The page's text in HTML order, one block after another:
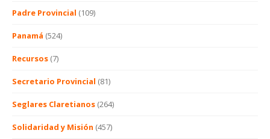
Padre Provincial (109)
Panamá (524)
Recursos (7)
Secretario Provincial (81)
Seglares Claretianos (264)
Solidaridad y Misión (457)